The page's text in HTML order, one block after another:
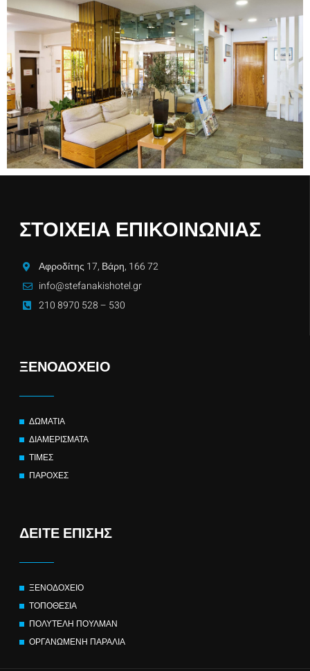
ΣΤΟΙΧΕΙΑ ΕΠΙΚΟΙΝΩΝΙΑΣ
Αφροδίτης 17, Βάρη, 166 72
info@stefanakishotel.gr
210 8970 528 – 530
ΞΕΝΟΔΟΧΕΙΟ
ΔΩΜΑΤΙΑ
ΔΙΑΜΕΡΙΣΜΑΤΑ
ΤΙΜΕΣ
ΠΑΡΟΧΕΣ
ΔΕΙΤΕ ΕΠΙΣΗΣ
ΞΕΝΟΔΟΧΕΙΟ
ΤΟΠΟΘΕΣΙΑ
ΠΟΛΥΤΕΛΗ ΠΟΥΛΜΑΝ
ΟΡΓΑΝΩΜΕΝΗ ΠΑΡΑΛΙΑ